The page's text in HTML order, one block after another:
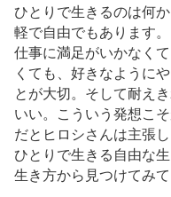
ひとりで生きるのは何
軽で自由でもあります。
仕事に満足がいかなく
くても、好きなように
とが大切。そして耐え
いい。こういう発想こ
だとヒロシさんは主張し
ひとりで生きる自由な
生き方から見つけてみ